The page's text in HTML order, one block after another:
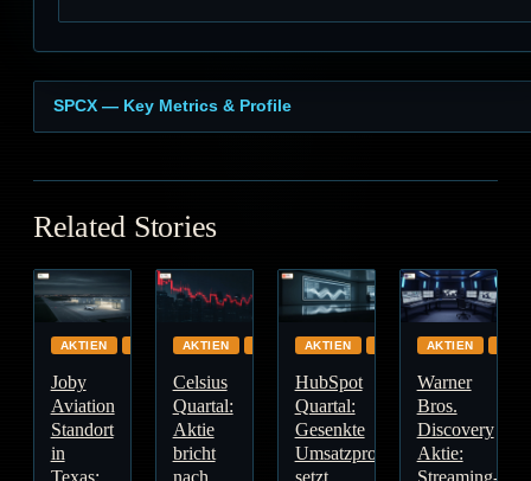
SPCX — Key Metrics & Profile
Related Stories
AKTIEN AUTOMOTIVE
Joby
Aviation
Standort
in
Texas:
AKTIEN BASISKONSUM
Celsius
Quartal:
Aktie
bricht
nach
AKTIEN
HubSpot
Quartal:
Gesenkte
Umsatzprognose
setzt
AKTIEN
Warner
Bros.
Discovery
Aktie:
Streaming-